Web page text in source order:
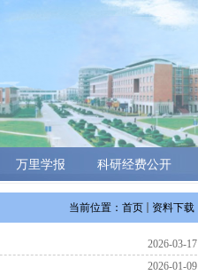
万里学报 科研经费公开
当前位置： 首页 资料下载
2026-03-17
2026-01-09